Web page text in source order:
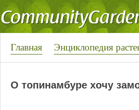
Главная Энциклопедия
О топинамбуре хочу